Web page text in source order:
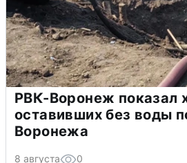
РВК-Воронеж показал
оставивших без воды
Воронежа
8 августа 0